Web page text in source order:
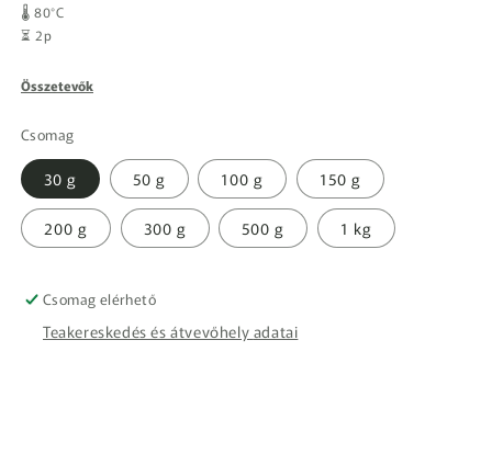
🌡️ 80°C
⏳ 2p
Összetevők
Csomag
30 g 50 g 100 g 150 g
200 g 300 g 500 g 1 kg
Csomag elérhető
Teakereskedés és átvevőhely adatai